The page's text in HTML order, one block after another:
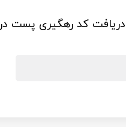
کد رهگیری پست در